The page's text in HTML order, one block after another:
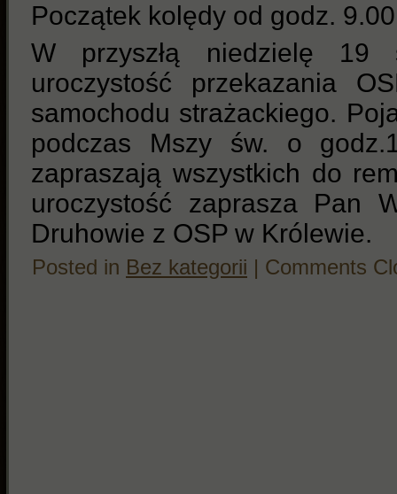
Początek kolędy od godz. 9.00
W przyszłą niedzielę 19
uroczystość przekazania
samochodu strażackiego.
podczas Mszy św. o
zapraszają wszystkich do
uroczystość zaprasza Pan
Druhowie z OSP w Królewie.
Posted in Bez kategorii | Comments